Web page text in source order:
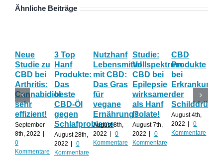
Ähnliche Beiträge
Neue
Studie zu
CBD bei
Arthritis:
Cannabidiol
sehr
effizient!
September
8th, 2022
0
Kommentare
3 Top
Hanf
Produkte:
Das
beste
CBD-Öl
gegen
Schlafprobleme
August 28th,
2022
0
Kommentare
Nutzhanf
Lebensmittel
mit CBD:
Das Gras
für
vegane
Ernährung?
August 8th,
2022
0
Kommentare
Studie:
Vollspektrum
CBD bei
Epilepsie
wirksamer
als Hanf
Isolate!
August 7th,
2022
0
Kommentare
CBD
Produkte
bei
der
Schilddrüse
August 4th,
2022
0
Kommentare